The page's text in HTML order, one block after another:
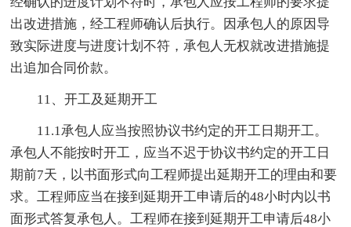
出改进措施，经工程师确认后执行。因承包人的原因导
致实际进度与进度计划不符，承包人无权就改进措施提
出追加合同价款。
11、开工及延期开工
11.1承包人应当按照协议书约定的开工日期开工。
承包人不能按时开工，应当不迟于协议书约定的开工日
期前7天，以书面形式向工程师提出延期开工的理由和要
求。工程师应当在接到延期开工申请后的48小时内以书
面形式答复承包人。工程师在接到延期开工申请后48小